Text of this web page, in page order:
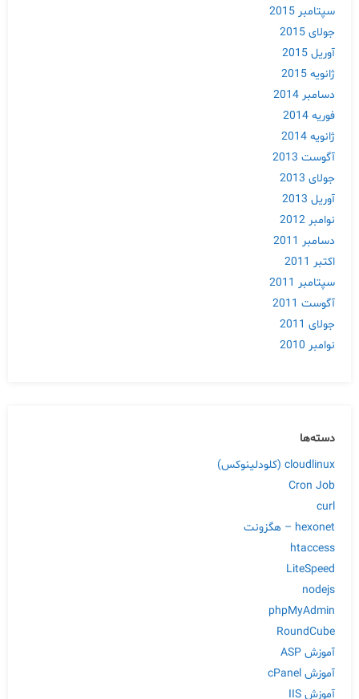
سپتامبر 2015
جولای 2015
آوریل 2015
ژانویه 2015
دسامبر 2014
فوریه 2014
ژانویه 2014
آگوست 2013
جولای 2013
آوریل 2013
نوامبر 2012
دسامبر 2011
اکتبر 2011
سپتامبر 2011
آگوست 2011
جولای 2011
نوامبر 2010
دسته‌ها
cloudlinux (کلودلینوکس)
Cron Job
curl
hexonet – هگزونت
htaccess
LiteSpeed
nodejs
phpMyAdmin
RoundCube
آموزش ASP
آموزش cPanel
آموزش IIS